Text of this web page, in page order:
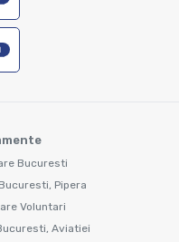
Bucuresti
Pipera
Voluntari
Aviatiei